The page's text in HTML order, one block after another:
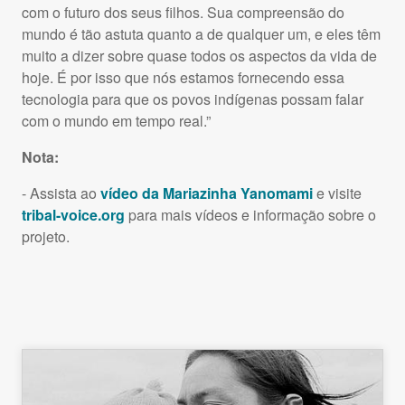
com o futuro dos seus filhos. Sua compreensão do
mundo é tão astuta quanto a de qualquer um, e eles têm
muito a dizer sobre quase todos os aspectos da vida de
hoje. É por isso que nós estamos fornecendo essa
tecnologia para que os povos indígenas possam falar
com o mundo em tempo real.”
Nota:
- Assista ao vídeo da Mariazinha Yanomamie visite
tribal-voice.org para mais vídeos e informação sobre o
projeto.